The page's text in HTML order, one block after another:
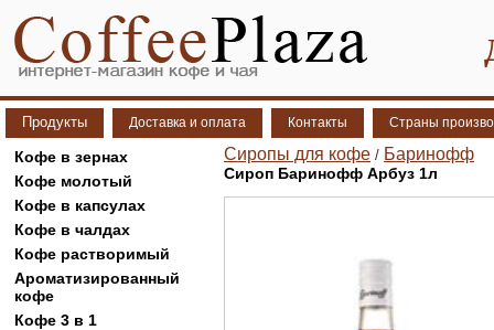
Продукты Доставка и оплата Контакты Страны
Кофе в зернах
Кофе молотый
Кофе в капсулах
Кофе в чалдах
Кофе растворимый
Ароматизированный
кофе
Кофе 3 в 1
Сиропы для кофе / Баринофф
Сироп Баринофф Арбуз 1л